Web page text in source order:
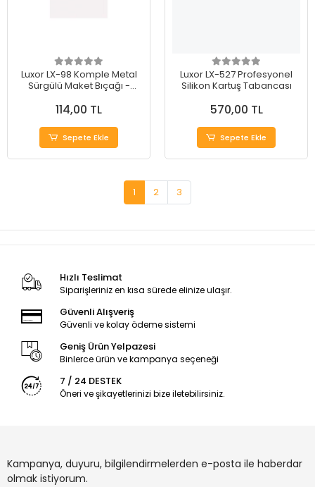
Luxor LX-98 Komple Metal
Sürgülü Maket Bıçağı -
İdeal
114,00 TL
Sepete Ekle
Luxor LX-527 Profesyonel
Silikon Kartuş Tabancası
570,00 TL
Sepete Ekle
1 2 3
Hızlı Teslimat
Siparişleriniz en kısa sürede elinize ulaşır.
Güvenli Alışveriş
Güvenli ve kolay ödeme sistemi
Geniş Ürün Yelpazesi
Binlerce ürün ve kampanya seçeneği
7 / 24 DESTEK
Öneri ve şikayetlerinizi bize iletebilirsiniz.
Kampanya, duyuru, bilgilendirmelerden e-posta ile haberdar
olmak istiyorum.